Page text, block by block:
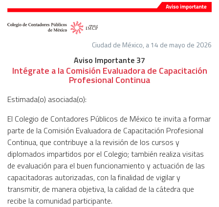
Ciudad de México, a 14 de mayo de 2026
Aviso Importante 37
Intégrate a la Comisión Evaluadora de Capacitación
Profesional Continua
Estimada(o) asociada(o):
El Colegio de Contadores Públicos de México te invita a formar
parte de la Comisión Evaluadora de Capacitación Profesional
Continua, que contribuye a la revisión de los cursos y
diplomados impartidos por el Colegio; también realiza visitas
de evaluación para el buen funcionamiento y actuación de las
capacitadoras autorizadas, con la finalidad de vigilar y
transmitir, de manera objetiva, la calidad de la cátedra que
recibe la comunidad participante.